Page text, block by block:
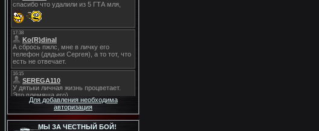
Для добавления необходима
авторизация
МЫ ЗА ЧЕСТНЫЙ БОЙ!